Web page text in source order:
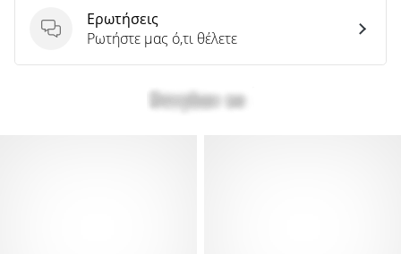
Ερωτήσεις
Ερωτήσεις
Ρωτήστε μας ό,τι θέλετε